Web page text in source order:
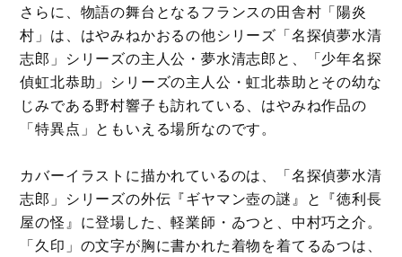
さらに、物語の舞台となるフランスの田舎村「陽炎
村」は、はやみねかおるの他シリーズ「名探偵夢水清
志郎」シリーズの主人公・夢水清志郎と、「少年名探
偵虹北恭助」シリーズの主人公・虹北恭助とその幼な
じみである野村響子も訪れている、はやみね作品の
「特異点」ともいえる場所なのです。
カバーイラストに描かれているのは、「名探偵夢水清
志郎」シリーズの外伝『ギヤマン壺の謎』と『徳利長
屋の怪』に登場した、軽業師・ゐつと、中村巧之介。
「久印」の文字が胸に書かれた着物を着てるゐつは、